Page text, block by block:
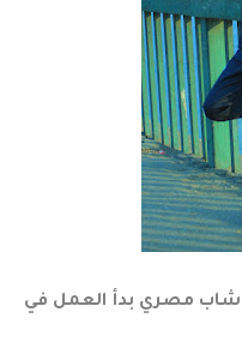
شاب مصري بدأ العمل في